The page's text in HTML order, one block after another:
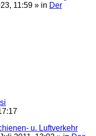
11:59 » in Der
u. Luftverkehr